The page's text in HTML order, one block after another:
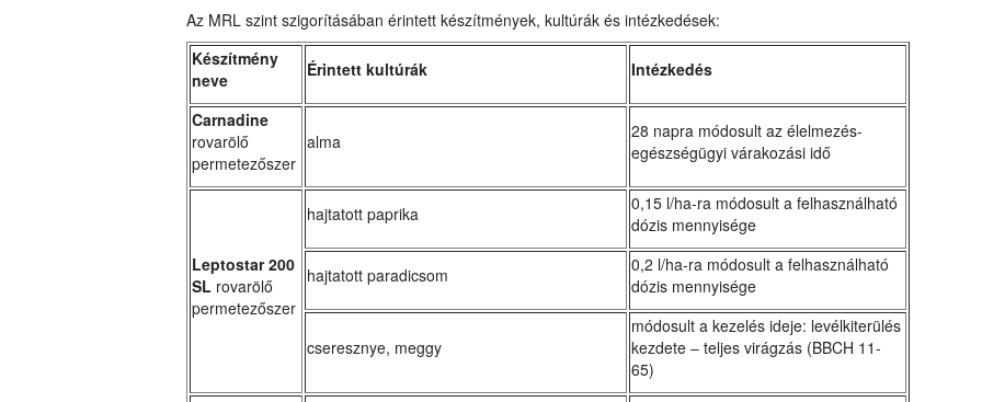
Az MRL szint szigorításában érintett készítmények, kultúrák és intézkedések:
Készítmény
neve
Érintett kultúrák Intézkedés
Carnadine
rovarölő
permetezőszer
alma
28 napra módosult az élelmezés-
egészségügyi várakozási idő
Leptostar 200
SLrovarölő
permetezőszer
hajtatott paprika
0,15 l/ha-ra módosult a felhasználható
dózis mennyisége
hajtatott paradicsom
0,2 l/ha-ra módosult a felhasználható
dózis mennyisége
cseresznye, meggy
módosult a kezelés ideje: levélkiterülés
kezdete ‒ teljes virágzás (BBCH 11-
65)